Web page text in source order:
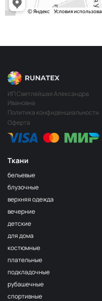
Ткани
бельевые
блузочные
верхняя одежда
вечерние
детские
для дома
костюмные
плательные
подкладочные
рубашечные
спортивные
ИП Светлейшая Александра
Ивановна
Политика конфиденциальности
Оферта